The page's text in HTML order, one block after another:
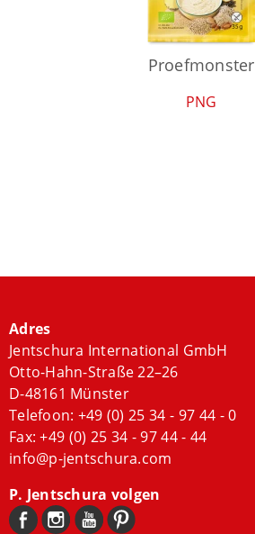
Proefmonster
PNG
Adres
Jentschura International GmbH
Otto-Hahn-Straße 22–26
D-48161 Münster
Telefoon: +49 (0) 25 34 - 97 44 - 0
Fax: +49 (0) 25 34 - 97 44 - 44
info@p-jentschura.com
P. Jentschura volgen